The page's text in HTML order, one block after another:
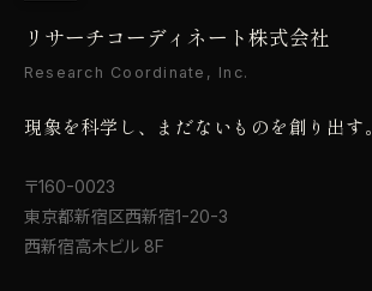
リサーチコーディネート株式会社
Research Coordinate, Inc.
現象を科学し、まだないものを創り出す。
〒160-0023
東京都新宿区西新宿1-20-3
西新宿高木ビル 8F